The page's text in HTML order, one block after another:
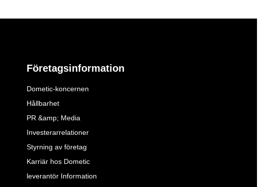
Företagsinformation
Dometic-koncernen
Hållbarhet
PR &amp; Media
Investerarrelationer
Styrning av företag
Karriär hos Dometic
leverantör Information